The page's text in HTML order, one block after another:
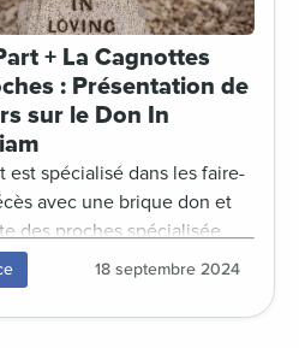
+ La Cagnottes
: Présentation de
sur le Don In
est spécialisé dans les faire-
avec une brique don et
des proches spécialisée
des familles. Replay
réalisée durant le
travail DIM du 18 septembre
18 septembre 2024